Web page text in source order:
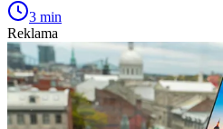
3 min
Reklama